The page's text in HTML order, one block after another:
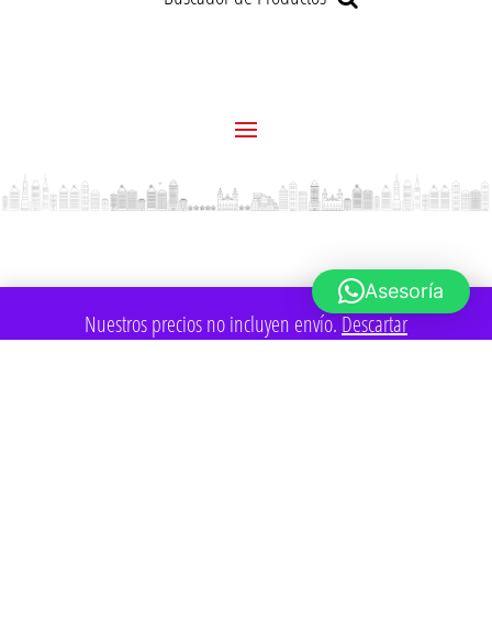
Nuestros precios no incluyen envío. Descartar
Asesoría